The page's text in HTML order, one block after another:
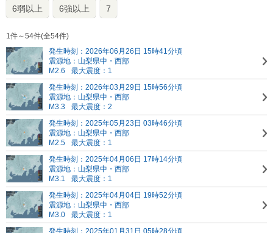
6弱以上 6強以上 7
1件～54件(全54件)
発生時刻：2026年06月26日 15時41分頃
震源地：山梨県中・西部
M2.6
最大震度：1
発生時刻：2026年03月29日 15時56分頃
震源地：山梨県中・西部
M3.3
最大震度：2
発生時刻：2025年05月23日 03時46分頃
震源地：山梨県中・西部
M2.5
最大震度：1
発生時刻：2025年04月06日 17時14分頃
震源地：山梨県中・西部
M3.1
最大震度：1
発生時刻：2025年04月04日 19時52分頃
震源地：山梨県中・西部
M3.0
最大震度：1
発生時刻：2025年01月31日 05時28分頃